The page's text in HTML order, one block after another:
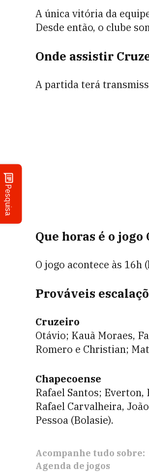
Pesquisa
A única vitória da
Desde então, o clube
Onde assistir
A partida terá
Que horas é o
O jogo acontece às 16h
Prováveis
Cruzeiro
Otávio; Kauã Moraes,
Romero e Christian;
Chapecoense
Rafael Santos;
Rafael Carvalheira,
Pessoa (Bolasie).
Acompanhe tudo sobre:
Agenda de jogos